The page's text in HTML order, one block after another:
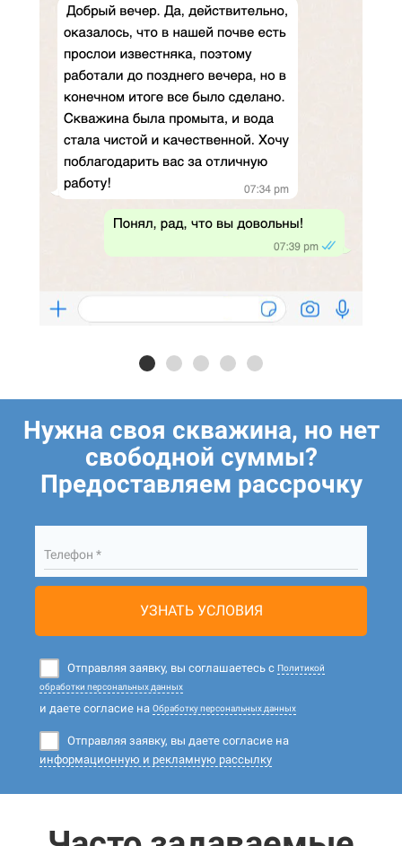
Нужна своя скважина, но нет
свободной суммы?
Предоставляем рассрочку
Телефон *
УЗНАТЬ УСЛОВИЯ
Отправляя заявку, вы соглашаетесь с Политикой
обработки персональных данных
и даете согласие на Обработку персональных данных
Отправляя заявку, вы даете согласие на
информационную и рекламную рассылку